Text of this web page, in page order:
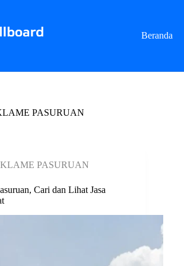
Beranda
PASURUAN
PASURUAN
Cari dan Lihat Jasa